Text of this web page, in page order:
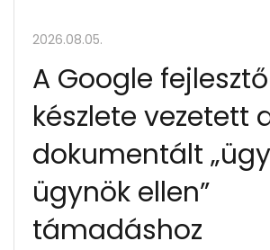
2026.08.05.
A Google
készlete vezetett
dokumentált
ügynök ellen”
támadáshoz